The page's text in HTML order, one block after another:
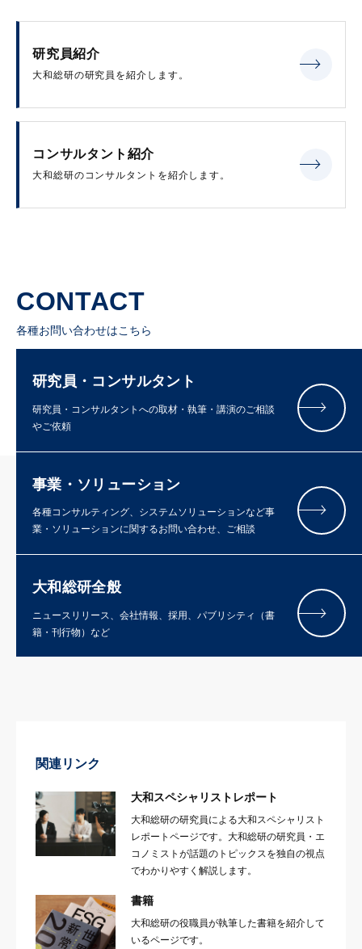
研究員紹介
大和総研の研究員を紹介します。
コンサルタント紹介
大和総研のコンサルタントを紹介します。
CONTACT
各種お問い合わせはこちら
研究員・コンサルタント
研究員・コンサルタントへの取材・執筆・講演のご相談
やご依頼
事業・ソリューション
各種コンサルティング、システムソリューションなど事
業・ソリューションに関するお問い合わせ、ご相談
大和総研全般
ニュースリリース、会社情報、採用、パブリシティ（書
籍・刊行物）など
関連リンク
大和スペシャリストレポート
大和総研の研究員による大和スペシャリスト
レポートページです。大和総研の研究員・エ
コノミストが話題のトピックスを独自の視点
でわかりやすく解説します。
書籍
大和総研の役職員が執筆した書籍を紹介して
いるページです。